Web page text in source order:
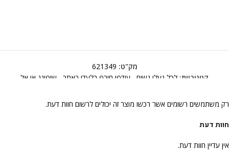
מק"ט: 621349
קטגוריות: לכל נעלי נשים עודפי חורף בלעדי באתר שופינג אי אל
חוות דעת
אין עדיין חוות דעת.
רק משתמשים רשומים אשר רכשו מוצר זה יכולים לרשום חוות דעת.